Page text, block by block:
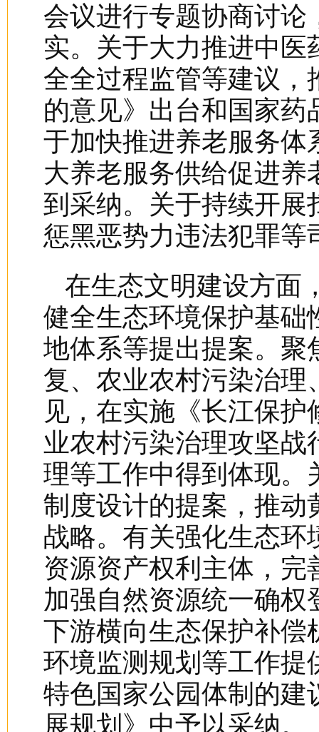
会议进行专题协商讨
实。关于大力推进中
全全过程监管等建议
的意见》出台和国家
于加快推进养老服务体
大养老服务供给促进
到采纳。关于持续开
惩黑恶势力违法犯罪等
在生态文明建设方面
健全生态环境保护基础
地体系等提出提案。聚
复、农业农村污染治理
见，在实施《长江保
业农村污染治理攻坚
理等工作中得到体现。
制度设计的提案，推动
战略。有关强化生态
资源资产权利主体，
加强自然资源统一确
下游横向生态保护补偿
环境监测规划等工作提
特色国家公园体制的建
展规划》中予以采纳。